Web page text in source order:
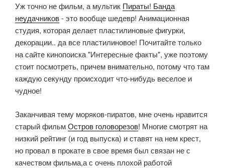
Уж точно не фильм, а мультик Пираты! Банда
неудачников- это вообще шедевр! Анимационная
студия, которая делает пластилиновые фигурки,
декорации.. да все пластилиновое! Почитайте только
на сайте кинопоиска "Интересные факты", уже поэтому
стоит посмотреть, причем внимательно, потому что там
каждую секунду происходит что-нибудь веселое и
чудное!
Заканчивая тему моряков-пиратов, мне очень нравится
старый фильмОстров головорезов! Многие смотрят на
низкий рейтинг (и год выпуска) и ставят на нем крест,
но провал в прокате в свое время был связан не с
качеством фильма,а с очень плохой работой